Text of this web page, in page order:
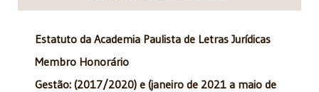
Estatuto da Academia Paulista de Letras Jurídicas
Membro Honorário
Gestão: (2017/2020) e (janeiro de 2021 a maio de